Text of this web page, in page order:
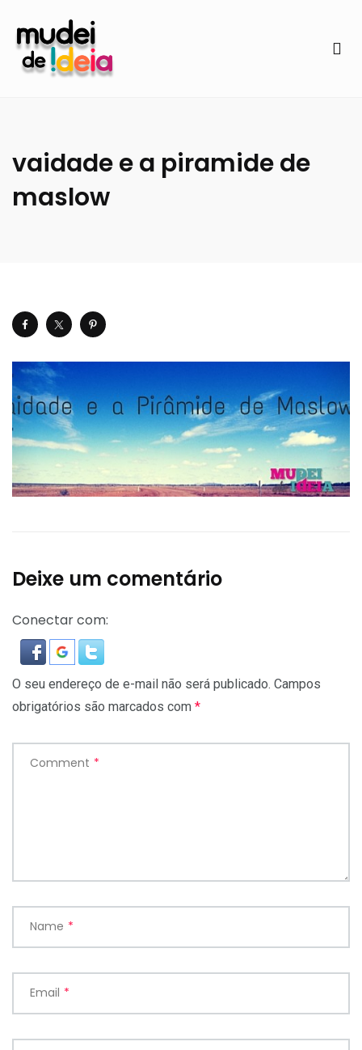
vaidade e a piramide de
maslow
Deixe um comentário
Conectar com:
O seu endereço de e-mail não será publicado. Campos
obrigatórios são marcados com *
Comment *
Name *
Email *